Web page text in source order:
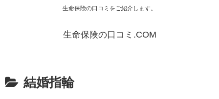
生命保険の口コミをご紹介します。
生命保険の口コミ.COM
結婚指輪